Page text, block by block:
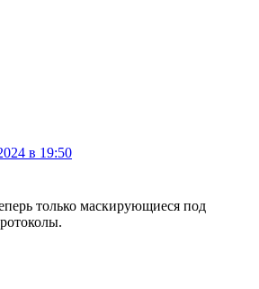
в 19:50
только маскирующиеся под